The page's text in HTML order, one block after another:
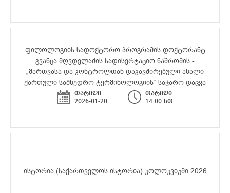
ფილოლოგიის სადოქტორო პროგრამის დოქტორანტ
გვანცა მღვდელაძის სადისერტაციო ნაშრომის -
„მართვასა და კონტროლთან დაკავშირებული ახალი
ქართული სამხედრო ტერმინოლოგიის“ საჯარო დაცვა
თარიღი
2026-01-20
თარიღი
14:00 სთ
ისტორია (საქართველოს ისტორია) კოლოკვიუმი 2026